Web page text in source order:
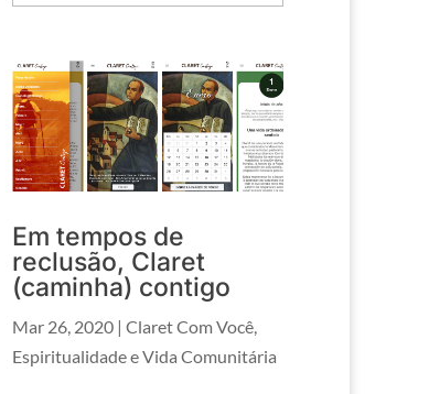
Em tempos de
reclusão, Claret
(caminha) contigo
Mar 26, 2020 |Claret Com Você,
Espiritualidade e Vida Comunitária